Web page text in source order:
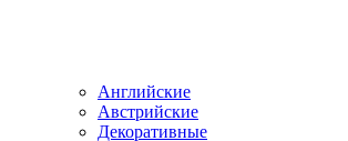
Английские
Австрийские
Декоративные